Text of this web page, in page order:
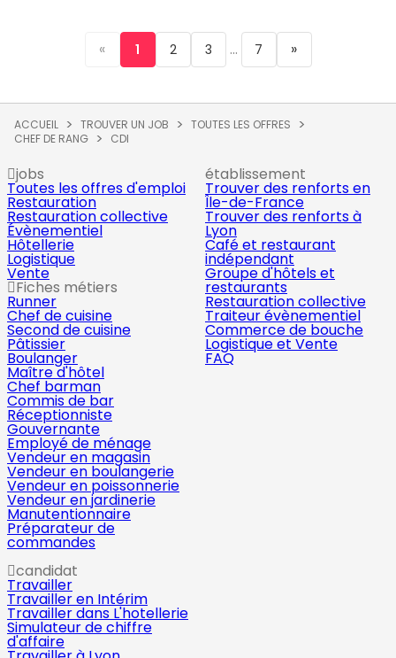
« 1 2 3 ... 7 »
ACCUEIL TROUVER UN JOB
TOUTES LES OFFRES
CHEF DE RANG
CDI
jobs
Toutes les offres d'emploi
Restauration
Restauration collective
Évènementiel
Hôtellerie
Logistique
Vente
Fiches métiers
Runner
Chef de cuisine
Second de cuisine
Pâtissier
Boulanger
Maître d'hôtel
Chef barman
Commis de bar
Réceptionniste
Gouvernante
Employé de ménage
Vendeur en magasin
Vendeur en boulangerie
Vendeur en poissonnerie
Vendeur en jardinerie
Manutentionnaire
Préparateur de
commandes
établissement
Trouver des renforts en
Île-de-France
Trouver des renforts à
Lyon
Café et restaurant
indépendant
Groupe d'hôtels et
restaurants
Restauration collective
Traiteur évènementiel
Commerce de bouche
Logistique et Vente
FAQ
candidat
Travailler
Travailler en Intérim
Travailler dans L'hotellerie
Simulateur de chiffre
d'affaire